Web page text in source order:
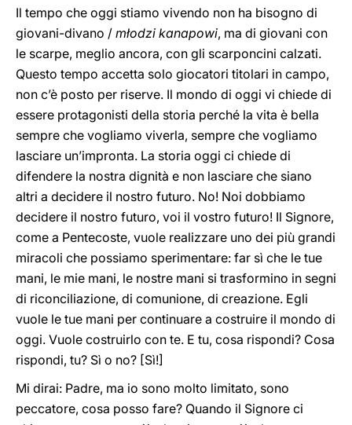
Il tempo che oggi stiamo vivendo non ha bisogno di
giovani-divano / młodzi kanapowi, ma di giovani con
le scarpe, meglio ancora, con gli scarponcini calzati.
Questo tempo accetta solo giocatori titolari in campo,
non c’è posto per riserve. Il mondo di oggi vi chiede di
essere protagonisti della storia perché la vita è bella
sempre che vogliamo viverla, sempre che vogliamo
lasciare un’impronta. La storia oggi ci chiede di
difendere la nostra dignità e non lasciare che siano
altri a decidere il nostro futuro. No! Noi dobbiamo
decidere il nostro futuro, voi il vostro futuro! Il Signore,
come a Pentecoste, vuole realizzare uno dei più grandi
miracoli che possiamo sperimentare: far sì che le tue
mani, le mie mani, le nostre mani si trasformino in segni
di riconciliazione, di comunione, di creazione. Egli
vuole le tue mani per continuare a costruire il mondo di
oggi. Vuole costruirlo con te. E tu, cosa rispondi? Cosa
rispondi, tu? Sì o no? [Sì!]
Mi dirai: Padre, ma io sono molto limitato, sono
peccatore, cosa posso fare? Quando il Signore ci